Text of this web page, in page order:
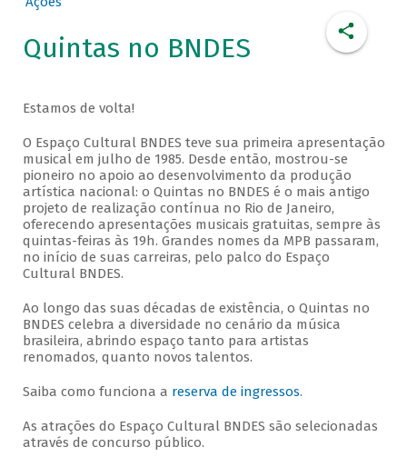
Quintas no BNDES
Estamos de volta!
O Espaço Cultural BNDES teve sua primeira apresentação
musical em julho de 1985. Desde então, mostrou-se
pioneiro no apoio ao desenvolvimento da produção
artística nacional: o Quintas no BNDES é o mais antigo
projeto de realização contínua no Rio de Janeiro,
oferecendo apresentações musicais gratuitas, sempre às
quintas-feiras às 19h. Grandes nomes da MPB passaram,
no início de suas carreiras, pelo palco do Espaço
Cultural BNDES.
Ao longo das suas décadas de existência, o Quintas no
BNDES celebra a diversidade no cenário da música
brasileira, abrindo espaço tanto para artistas
renomados, quanto novos talentos.
Saiba como funciona a reserva de ingressos.
As atrações do Espaço Cultural BNDES são selecionadas
através de concurso público.